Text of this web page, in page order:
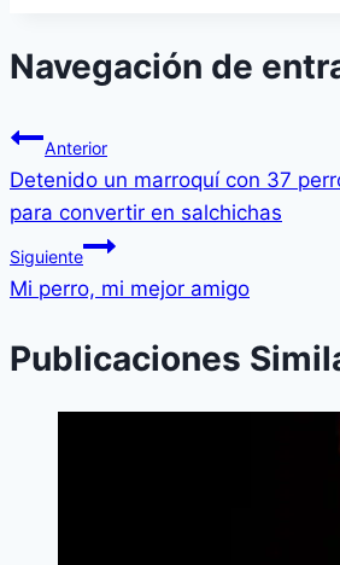
Navegación de
Anterior
Detenido un marroquí­ con 37
para convertir en salchichas
Siguiente
Mi perro, mi mejor amigo
Publicaciones